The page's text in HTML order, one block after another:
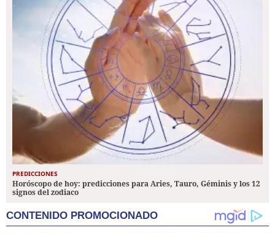
PREDICCIONES
Horóscopo de hoy: predicciones para Aries, Tauro, Géminis y los 12
signos del zodiaco
CONTENIDO PROMOCIONADO